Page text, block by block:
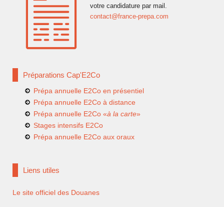
votre candidature par mail.
contact@france-prepa.com
Préparations Cap'E2Co
Prépa annuelle E2Co en présentiel
Prépa annuelle E2Co à distance
Prépa annuelle E2Co «à la carte»
Stages intensifs E2Co
Prépa annuelle E2Co aux oraux
Liens utiles
Le site officiel des Douanes